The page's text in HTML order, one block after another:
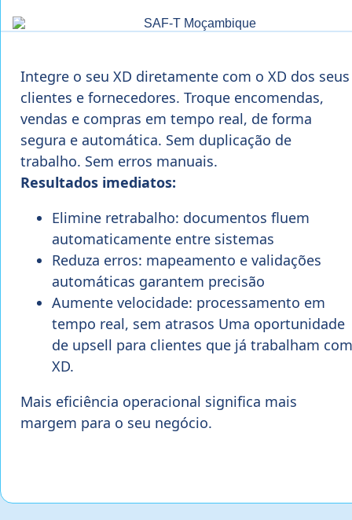
Integre o seu XD diretamente com o XD dos seus
clientes e fornecedores. Troque encomendas,
vendas e compras em tempo real, de forma
segura e automática. Sem duplicação de
trabalho. Sem erros manuais.
Resultados imediatos:
Elimine retrabalho: documentos fluem
automaticamente entre sistemas
Reduza erros: mapeamento e validações
automáticas garantem precisão
Aumente velocidade: processamento em
tempo real, sem atrasos Uma oportunidade
de upsell para clientes que já trabalham com
XD.
Mais eficiência operacional significa mais
margem para o seu negócio.